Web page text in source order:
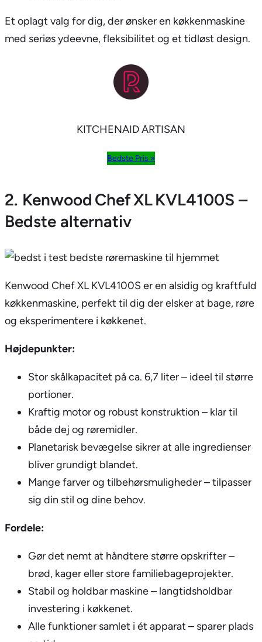
Et oplagt valg for dig, der ønsker en køkkenmaskine
med seriøs ydeevne, fleksibilitet og et tidløst design.
KITCHENAID ARTISAN
Bedste Pris »
2. Kenwood Chef XL KVL4100S –
Bedste alternativ
Kenwood Chef XL KVL4100S er en alsidig og kraftfuld
køkkenmaskine, perfekt til dig der elsker at bage, røre
og eksperimentere i køkkenet.
Højdepunkter:
Stor skålkapacitet på ca. 6,7 liter – ideel til større
portioner.
Kraftig motor og robust konstruktion – klar til
både dej og røremidler.
Planetarisk bevægelse sikrer at alle ingredienser
bliver grundigt blandet.
Mange farver og tilbehørsmuligheder – tilpasser
sig din stil og dine behov.
Fordele:
Gør det nemt at håndtere større opskrifter –
brød, kager eller store familiebageprojekter.
Stabil og holdbar maskine – langtidsholdbar
investering i køkkenet.
Alle funktioner samlet i ét apparat – sparer plads